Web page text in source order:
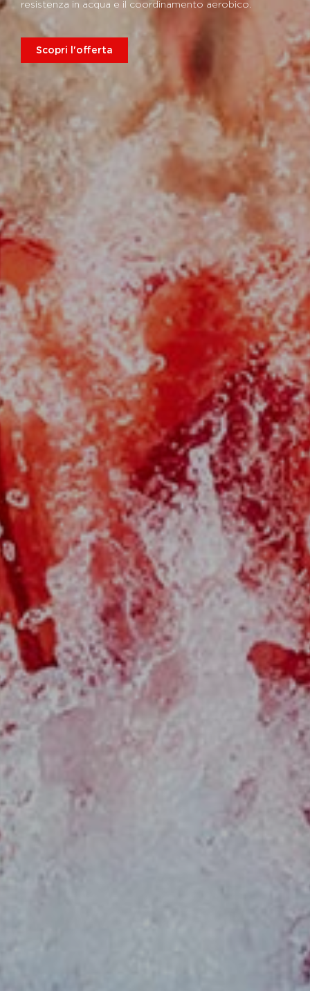
resistenza in acqua e il coordinamento aerobico.
Scopri l'offerta